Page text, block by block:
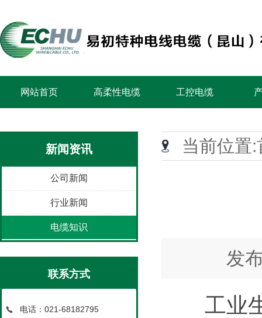
网站首页 高柔性电缆 工控电缆
新闻资讯
公司新闻
行业新闻
电缆知识
联系方式
电话：021-68182795
当前位置:
发
工业生